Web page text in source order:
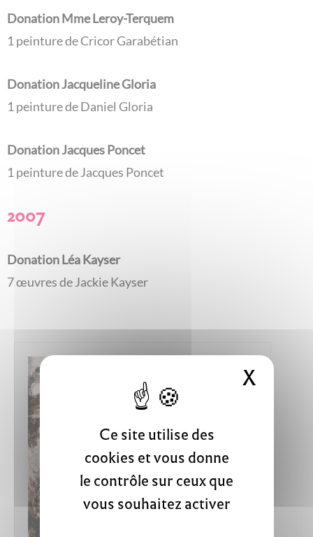
Ce site utilise des
cookies et vous donne
le contrôle sur ceux que
vous souhaitez activer
X
Donation Mme Leroy-Terquem
1 peinture de Cricor Garabétian
Donation Jacqueline Gloria
1 peinture de Daniel Gloria
Donation Jacques Poncet
1 peinture de Jacques Poncet
2007
Donation Léa Kayser
7 œuvres de Jackie Kayser